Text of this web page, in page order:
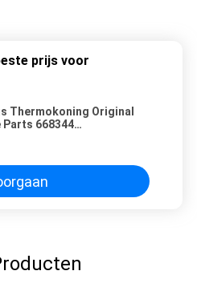
prijs voor
Thermokoning Original
Parts 668344